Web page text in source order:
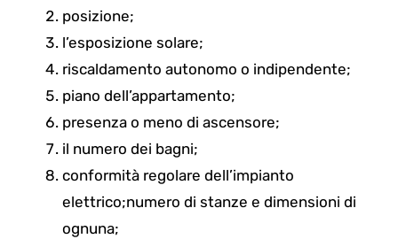
posizione;
l’esposizione solare;
riscaldamento autonomo o indipendente;
piano dell’appartamento;
presenza o meno di ascensore;
il numero dei bagni;
conformità regolare dell’impianto
elettrico;numero di stanze e dimensioni di
ognuna;